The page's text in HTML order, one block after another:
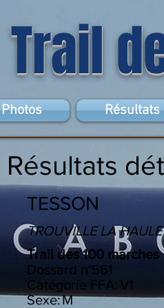
Trail
Photos Résultats
Résultats
TESSON
TROUVILLE LA HAULE
Trail des 100 marches
Dossard n°561
Catégorie FFA: V1
Sexe:M